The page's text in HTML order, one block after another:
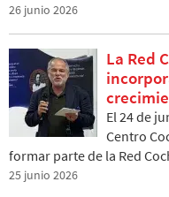
26 junio 2026
La Red
El 24 de
Centro
formar parte de la Red
25 junio 2026